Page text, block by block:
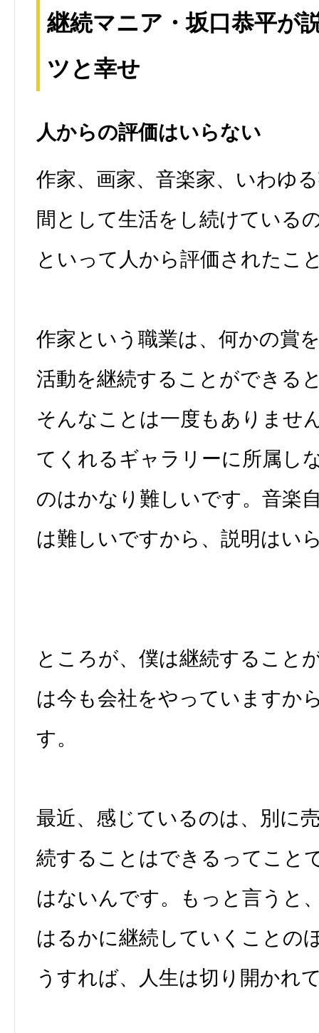
継続マニア・坂口恭平が
ツと幸せ
人からの評価はいらない
作家、画家、音楽家、いわゆ
間として生活をし続けている
といって人から評価されたこ
作家という職業は、何かの賞
活動を継続することができる
そんなことは一度もありませ
てくれるギャラリーに所属し
のはかなり難しいです。音楽
は難しいですから、説明はい
ところが、僕は継続すること
は今も会社をやっていますか
す。
最近、感じているのは、別に
続することはできるってこと
はないんです。もっと言うと
はるかに継続していくことの
うすれば、人生は切り開かれ